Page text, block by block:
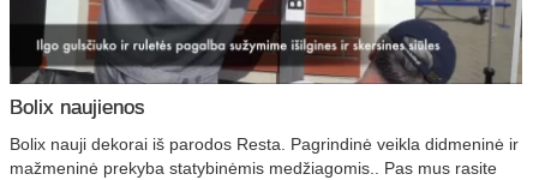
Bolix naujienos
Bolix nauji dekorai iš parodos Resta. Pagrindinė veikla didmeninė ir
mažmeninė prekyba statybinėmis medžiagomis.. Pas mus rasite